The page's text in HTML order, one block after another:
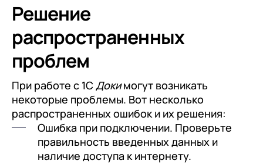
Решение
распространенных
проблем
При работе с 1СДокимогут возникать
некоторые проблемы. Вот несколько
распространенных ошибок и их решения:
Ошибка при подключении. Проверьте
правильность введенных данных и
наличие доступа к интернету.